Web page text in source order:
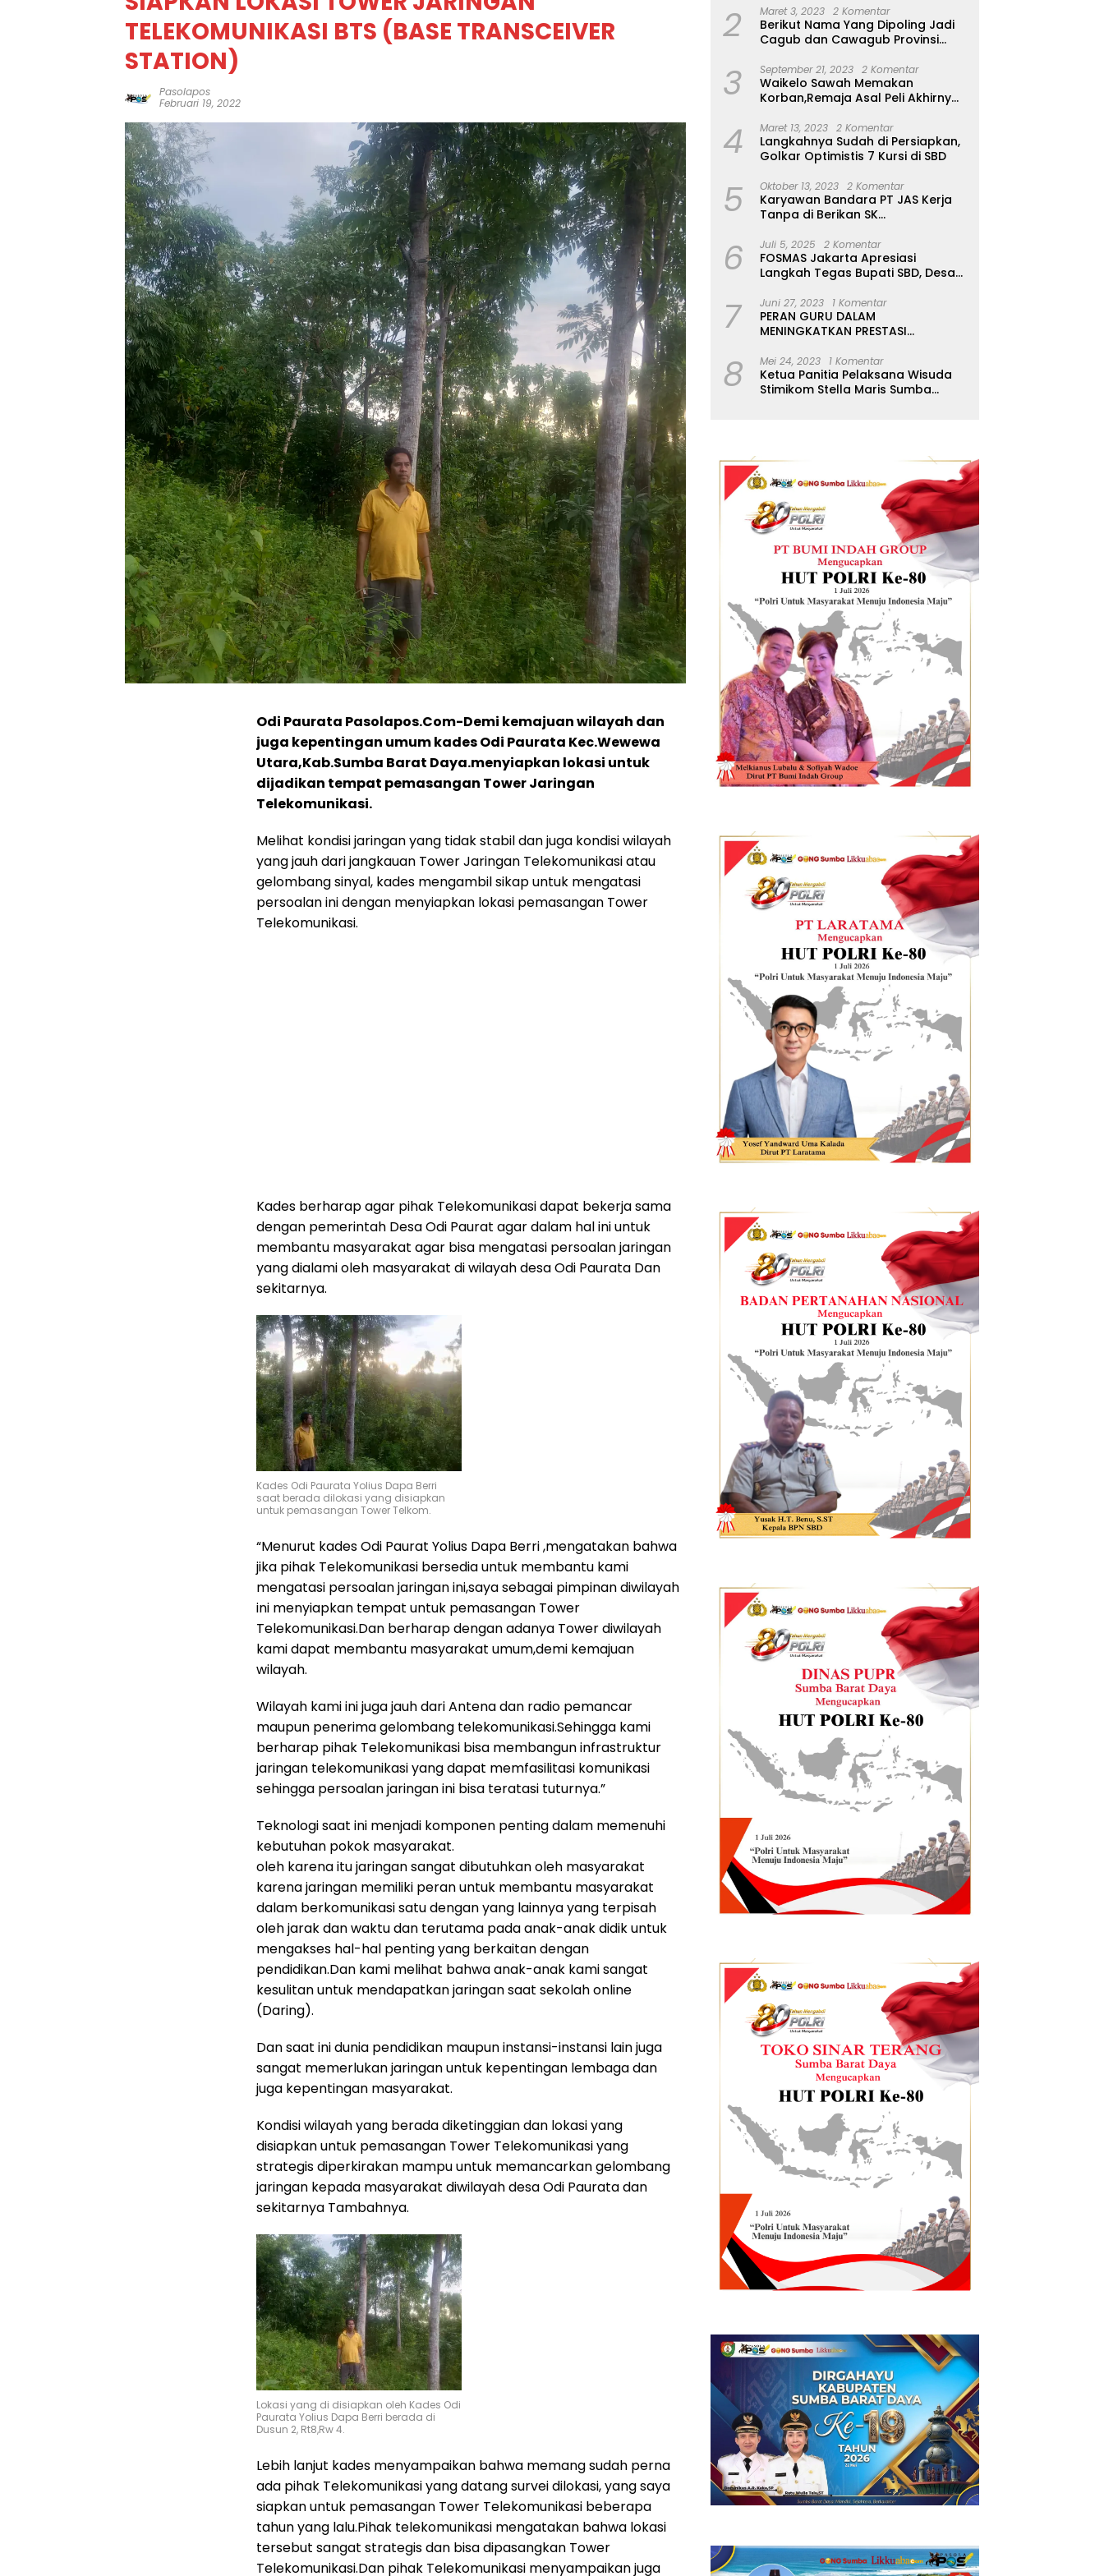
TELEKOMUNIKASI BTS (BASE TRANSCEIVER
STATION)
Pasolapos
Februari 19, 2022
Odi Paurata Pasolapos.Com-Demi kemajuan wilayah dan
juga kepentingan umum kades Odi Paurata Kec.Wewewa
Utara,Kab.Sumba Barat Daya.menyiapkan lokasi untuk
dijadikan tempat pemasangan Tower Jaringan
Telekomunikasi.
Melihat kondisi jaringan yang tidak stabil dan juga kondisi wilayah
yang jauh dari jangkauan Tower Jaringan Telekomunikasi atau
gelombang sinyal, kades mengambil sikap untuk mengatasi
persoalan ini dengan menyiapkan lokasi pemasangan Tower
Telekomunikasi.
Kades berharap agar pihak Telekomunikasi dapat bekerja sama
dengan pemerintah Desa Odi Paurat agar dalam hal ini untuk
membantu masyarakat agar bisa mengatasi persoalan jaringan
yang dialami oleh masyarakat di wilayah desa Odi Paurata Dan
sekitarnya.
Kades Odi Paurata Yolius Dapa Berri
saat berada dilokasi yang disiapkan
untuk pemasangan Tower Telkom.
“Menurut kades Odi Paurat Yolius Dapa Berri ,mengatakan bahwa
jika pihak Telekomunikasi bersedia untuk membantu kami
mengatasi persoalan jaringan ini,saya sebagai pimpinan diwilayah
ini menyiapkan tempat untuk pemasangan Tower
Telekomunikasi.Dan berharap dengan adanya Tower diwilayah
kami dapat membantu masyarakat umum,demi kemajuan
wilayah.
Wilayah kami ini juga jauh dari Antena dan radio pemancar
maupun penerima gelombang telekomunikasi.Sehingga kami
berharap pihak Telekomunikasi bisa membangun infrastruktur
jaringan telekomunikasi yang dapat memfasilitasi komunikasi
sehingga persoalan jaringan ini bisa teratasi tuturnya.”
Teknologi saat ini menjadi komponen penting dalam memenuhi
kebutuhan pokok masyarakat.
oleh karena itu jaringan sangat dibutuhkan oleh masyarakat
karena jaringan memiliki peran untuk membantu masyarakat
dalam berkomunikasi satu dengan yang lainnya yang terpisah
oleh jarak dan waktu dan terutama pada anak-anak didik untuk
mengakses hal-hal penting yang berkaitan dengan
pendidikan.Dan kami melihat bahwa anak-anak kami sangat
kesulitan untuk mendapatkan jaringan saat sekolah online
(Daring).
Dan saat ini dunia pendidikan maupun instansi-instansi lain juga
sangat memerlukan jaringan untuk kepentingan lembaga dan
juga kepentingan masyarakat.
Kondisi wilayah yang berada diketinggian dan lokasi yang
disiapkan untuk pemasangan Tower Telekomunikasi yang
strategis diperkirakan mampu untuk memancarkan gelombang
jaringan kepada masyarakat diwilayah desa Odi Paurata dan
sekitarnya Tambahnya.
Lokasi yang di disiapkan oleh Kades Odi
Paurata Yolius Dapa Berri berada di
Dusun 2, Rt8,Rw 4.
Lebih lanjut kades menyampaikan bahwa memang sudah perna
ada pihak Telekomunikasi yang datang survei dilokasi, yang saya
siapkan untuk pemasangan Tower Telekomunikasi beberapa
tahun yang lalu.Pihak telekomunikasi mengatakan bahwa lokasi
tersebut sangat strategis dan bisa dipasangkan Tower
Telekomunikasi.Dan pihak Telekomunikasi menyampaikan juga
2 Maret 3, 2023 2 Komentar
Berikut Nama Yang Dipoling Jadi
Cagub dan Cawagub Provinsi
3 September 21, 2023 2 Komentar
Waikelo Sawah Memakan
Korban,Remaja Asal Peli Akhirnya
4 Maret 13, 2023 2 Komentar
Langkahnya Sudah di Persiapkan,
Golkar Optimistis 7 Kursi di SBD
5 Oktober 13, 2023 2 Komentar
Karyawan Bandara PT JAS Kerja
Tanpa di Berikan SK
Tangan Tanpa di Bacakan Isinya
6 Juli 5, 2025 2 Komentar
FOSMAS Jakarta Apresiasi
Langkah Tegas Bupati SBD, Desak
7 Juni 27, 2023 1 Komentar
PERAN GURU DALAM
MENINGKATKAN PRESTASI
8 Mei 24, 2023 1 Komentar
Ketua Panitia Pelaksana Wisuda
Stimikom Stella Maris Sumba